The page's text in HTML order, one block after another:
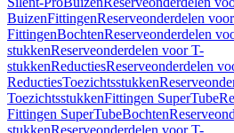
BuizenFittingenReserveonderdelen voor
FittingenBochtenReserveonderdelen
stukkenReserveonderdelen voor T-
stukkenReductiesReserveonderdelen
ReductiesToezichtsstukken
ToezichtsstukkenFittingen SuperTube
Fittingen SuperTubeBochten
stukkenReserveonderdelen voor T-